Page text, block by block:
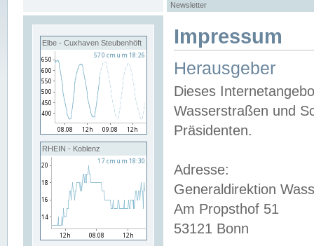
Newsletter
Elbe - Cuxhaven Steubenhöft
RHEIN - Koblenz
Impressum
Herausgeber
Dieses
Wasserstraßen und
Präsidenten.
Adresse:
Generaldirektion
Am Propsthof 51
53121 Bonn